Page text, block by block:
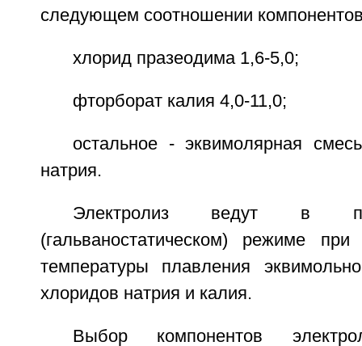
следующем соотношении
хлорид празеодима 1,6-5,0;
фторборат калия 4,0-11,0;
остальное - эквимолярная
натрия.
Электролиз ведут в
(гальваностатическом) режиме
температуры плавления
хлоридов натрия и калия.
Выбор компонентов